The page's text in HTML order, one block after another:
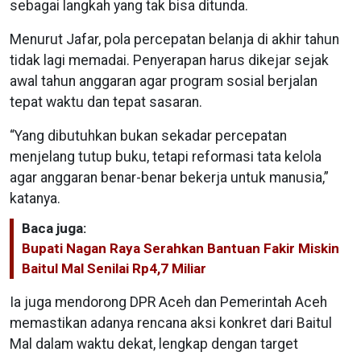
sebagai langkah yang tak bisa ditunda.
Menurut Jafar, pola percepatan belanja di akhir tahun
tidak lagi memadai. Penyerapan harus dikejar sejak
awal tahun anggaran agar program sosial berjalan
tepat waktu dan tepat sasaran.
“Yang dibutuhkan bukan sekadar percepatan
menjelang tutup buku, tetapi reformasi tata kelola
agar anggaran benar-benar bekerja untuk manusia,”
katanya.
Baca juga:
Bupati Nagan Raya Serahkan Bantuan Fakir Miskin
Baitul Mal Senilai Rp4,7 Miliar
Ia juga mendorong DPR Aceh dan Pemerintah Aceh
memastikan adanya rencana aksi konkret dari Baitul
Mal dalam waktu dekat, lengkap dengan target